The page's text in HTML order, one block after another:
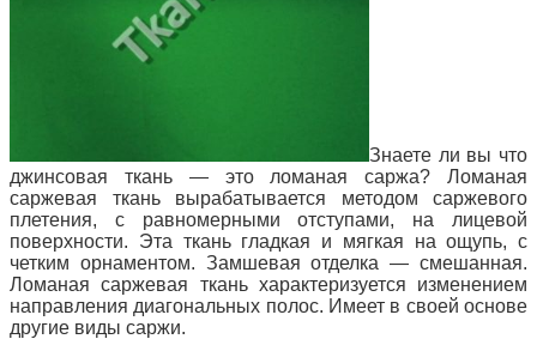
Знаете ли вы что
джинсовая ткань — это ломаная саржа? Ломаная
саржевая ткань вырабатывается методом саржевого
плетения, с равномерными отступами, на лицевой
поверхности. Эта ткань гладкая и мягкая на ощупь, с
четким орнаментом. Замшевая отделка — смешанная.
Ломаная саржевая ткань характеризуется изменением
направления диагональных полос. Имеет в своей основе
другие виды саржи.